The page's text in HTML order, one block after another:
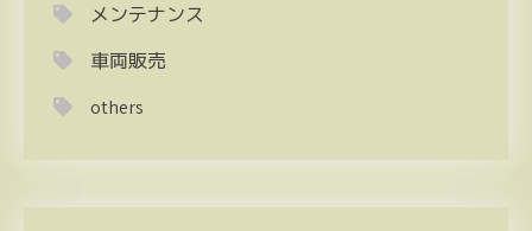
メンテナンス
車両販売
others